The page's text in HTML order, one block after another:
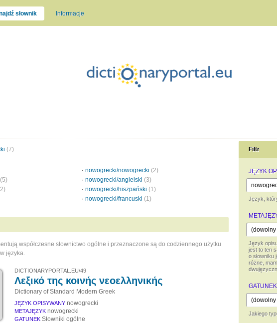
słownik Informacje
Filtr
JĘZYK
Język,
Język
jest to ten
o
różne,
GATUNEK
Jakiego
(7)
(5)
· nowogrecki/nowogrecki (2)
· nowogrecki/angielski (3)
· nowogrecki/hiszpański (1)
· nowogrecki/francuski (1)
współczesne słownictwo ogólne i przeznaczone są do codziennego użytku
języka.
DICTIONARYPORTAL.EU/49
Λεξικό της κοινής νεοελληνικής
Dictionary of Standard Modern Greek
JĘZYK OPISYWANY nowogrecki
METAJĘZYK nowogrecki
GATUNEK Słowniki ogólne